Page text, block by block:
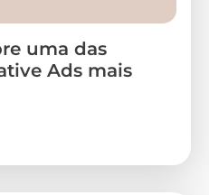
uma das
Ads mais